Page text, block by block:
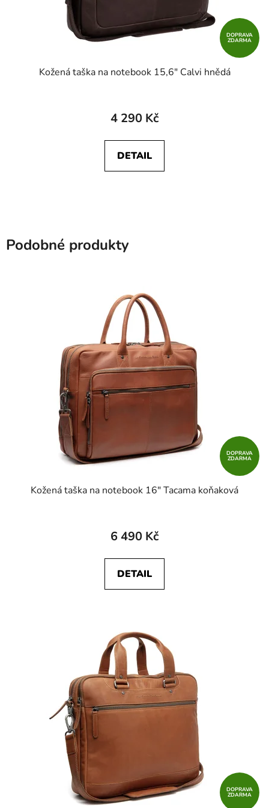
DOPRAVA
ZDARMA
Kožená taška na notebook 15,6" Calvi hnědá
4 290 Kč
DETAIL
Podobné produkty
DOPRAVA
ZDARMA
Kožená taška na notebook 16" Tacama koňaková
6 490 Kč
DETAIL
DOPRAVA
ZDARMA